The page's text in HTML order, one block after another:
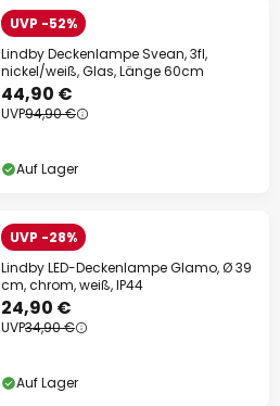
UVP -52%
Lindby Deckenlampe Svean, 3fl,
nickel/weiß, Glas, Länge 60cm
44,90 €
UVP94,90 €
Auf Lager
UVP -28%
Lindby LED-Deckenlampe Glamo, Ø 39
cm, chrom, weiß, IP44
24,90 €
UVP34,90 €
Auf Lager